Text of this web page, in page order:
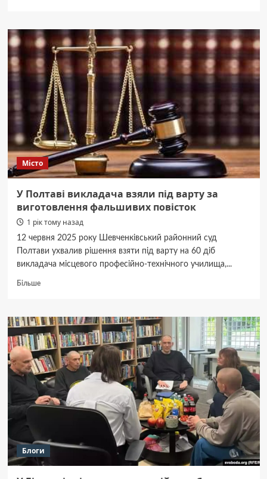
не
підтримала
звернення
щодо
ПДВ
для Полтавського
ГЗК
Місто
У Полтаві викладача взяли під варту за
виготовлення фальшивих повісток
1 рік тому назад
12 червня 2025 року Шевченківський районний суд
Полтави ухвалив рішення взяти під варту на 60 діб
викладача місцевого професійно-технічного училища,...
БільшеДокладніше
Полтаві
викладача
взяли
під
варту
за
виготовлення
фальшивих
повісток
Блоги